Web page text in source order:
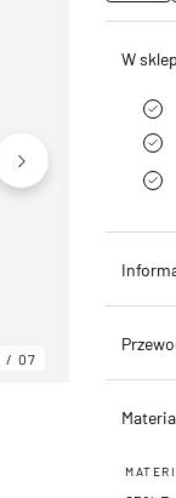
07
W